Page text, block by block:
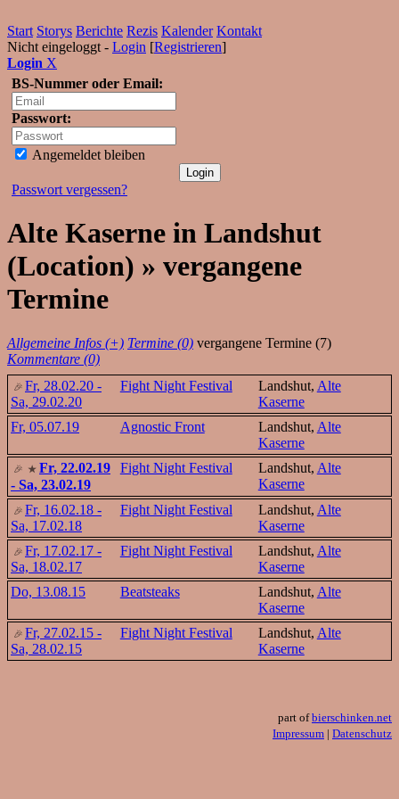
Start Storys Berichte Rezis Kalender Kontakt
Nicht eingeloggt - Login [Registrieren]
Login X
BS-Nummer oder Email:
Passwort:
Angemeldet bleiben
Passwort vergessen?
Alte Kaserne in Landshut
(Location) » vergangene
Termine
Allgemeine Infos (+) Termine (0) vergangene Termine (7)
Kommentare (0)
Fr, 28.02.20 -
Sa, 29.02.20
Fight Night Festival Landshut, Alte
Kaserne
Fr, 05.07.19
Agnostic Front Landshut, Alte
Kaserne
Fr, 22.02.19
- Sa, 23.02.19
Fight Night Festival Landshut, Alte
Kaserne
Fr, 16.02.18 -
Sa, 17.02.18
Fight Night Festival Landshut, Alte
Kaserne
Fr, 17.02.17 -
Sa, 18.02.17
Fight Night Festival Landshut, Alte
Kaserne
Do, 13.08.15
Beatsteaks Landshut, Alte
Kaserne
Fr, 27.02.15 -
Sa, 28.02.15
Fight Night Festival Landshut, Alte
Kaserne
part ofbierschinken.net
Impressum | Datenschutz